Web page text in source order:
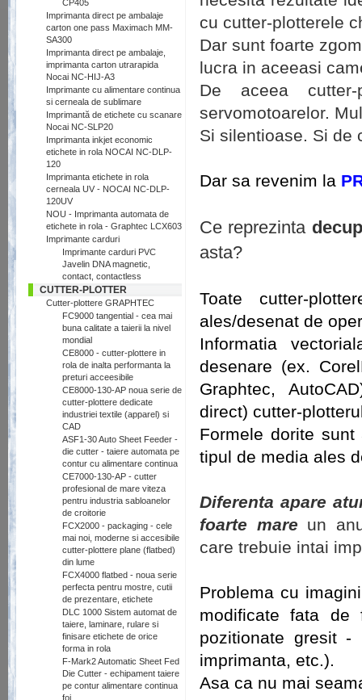
CP405
Imprimanta direct pe ambalaje
carton one pass Maximach MM-
SA300
Imprimanta direct pe ambalaje,
imprimanta carton utrarapida
Nocai NC-HIJ-A3
Imprimante cu alimentare continua
si cerneala de sublimare
Imprimantă de etichete cu scanare
Nocai NC-SLP20
Imprimanta inkjet economic
etichete in rola NOCAI NC-DLP-
120
Imprimanta etichete in rola
cerneala UV - NOCAI NC-DLP-
120UV
NOU - Imprimanta automata de
etichete in rola - Graphtec LCX603
Imprimante carduri
Imprimante carduri PVC
Javelin DNA magnetic,
contact, contactless
CUTTER-PLOTTER
Cutter-plottere GRAPHTEC
FC9000 tangential - cea mai
buna calitate a taierii la nivel
mondial
CE8000 - cutter-plottere in
rola de inalta performanta la
preturi acceesibile
CE8000-130-AP noua serie de
cutter-plottere dedicate
industriei textile (apparel) si
CAD
ASF1-30 Auto Sheet Feeder -
die cutter - taiere automata pe
contur cu alimentare continua
CE7000-130-AP - cutter
profesional de mare viteza
pentru industria sabloanelor
de croitorie
FCX2000 - packaging - cele
mai noi, moderne si accesibile
cutter-plottere plane (flatbed)
din lume
FCX4000 flatbed - noua serie
perfecta pentru mostre, cutii
de prezentare, etichete
DLC 1000 Sistem automat de
taiere, laminare, rulare si
finisare etichete de orice
forma in rola
F-Mark2 Automatic Sheet Fed
Die Cutter - echipament taiere
pe contur alimentare continua
foi
cu cutter-plotterele
Dar sunt foarte
lucra in aceeasi
De aceea cutter-
servomotoarelor.
Si silentioase. Si de
Dar sa revenim la
Ce reprezinta
asta?
Toate cutter-
ales/desenat de
Informatia
desenare (ex.
Graphtec,
direct) cutter-
Formele dorite
tipul de media ales
Diferenta apare
foarte mare un
care trebuie intai
Problema cu
modificate fata de
pozitionate gresit
imprimanta, etc.).
Asa ca nu mai